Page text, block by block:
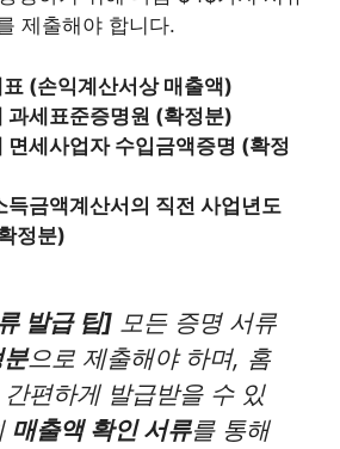
제출해야 합니다.
(손익계산서상 매출액)
과세표준증명원 (확정분)
면세사업자 수입금액증명 (확정
득금액계산서의 직전 사업년도
정분)
발급 팁] 모든 증명 서류
으로 제출해야 하며, 홈
편하게 발급받을 수 있
매출액 확인 서류를 통해